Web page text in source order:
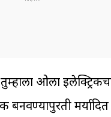
तुम्हाला ओला
मर्यादित